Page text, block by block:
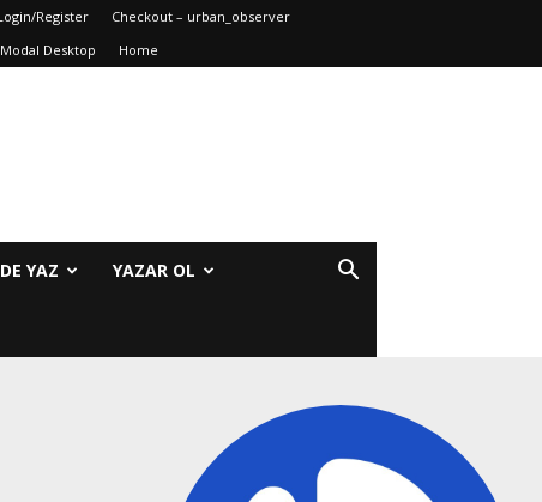
Register
Checkout – urban_observer
Modal Desktop Home
YAZ YAZAR OL